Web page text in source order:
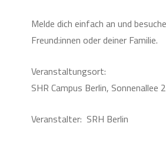
Melde dich einfach an und
Freund:innen oder deiner Familie.
Veranstaltungsort:
SHR Campus Berlin, Sonnenallee
Veranstalter: SRH Berlin